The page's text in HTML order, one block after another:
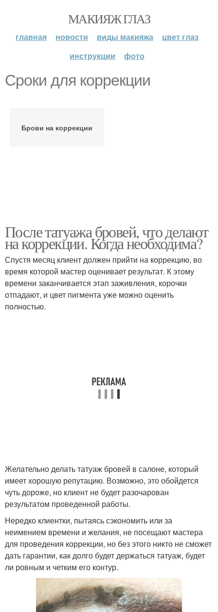
МАКИЯЖ ГЛАЗ
главная новости виды макияжа
цвет глаз
инструкции
фото
Сроки для коррекции
Брови на коррекции
После татуажа бровей, что делают
на коррекции. Когда необходима?
Спустя месяц клиент должен прийти на коррекцию, во
время которой мастер оценивает результат. К этому
времени заканчивается этап заживления, корочки
отпадают, и цвет пигмента уже можно оценить
полностью.
Желательно делать татуаж бровей в салоне, который
имеет хорошую репутацию. Возможно, это обойдется
чуть дороже, но клиент не будет разочарован
результатом проведенной работы.
Нередко клиентки, пытаясь сэкономить или за
неимением времени и желания, не посещают мастера
для проведения коррекции, но без этого никто не сможет
дать гарантии, как долго будет держаться татуаж, будет
ли ровным и четким его контур.